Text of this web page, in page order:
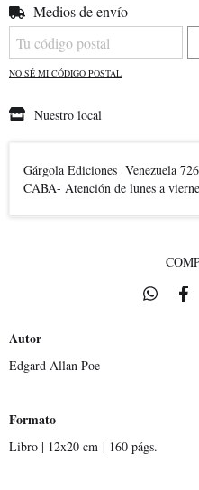
Entregas para el CP:
Medios de envío
NO SÉ MI CÓDIGO POSTAL
Nuestro local
Gárgola Ediciones Venezuela
CABA- Atención de lunes a
Autor
Edgard Allan Poe
Formato
Libro | 12x20 cm | 160 págs.